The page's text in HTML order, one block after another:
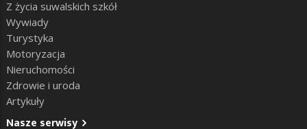
Z życia suwalskich szkół
Wywiady
Turystyka
Motoryzacja
Nieruchomości
Zdrowie i uroda
Artykuły
Nasze serwisy